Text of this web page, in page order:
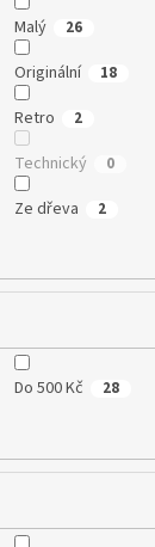
Malý 26
Originální 18
Retro 2
Technický 0
Ze dřeva 2
Do 500 Kč 28